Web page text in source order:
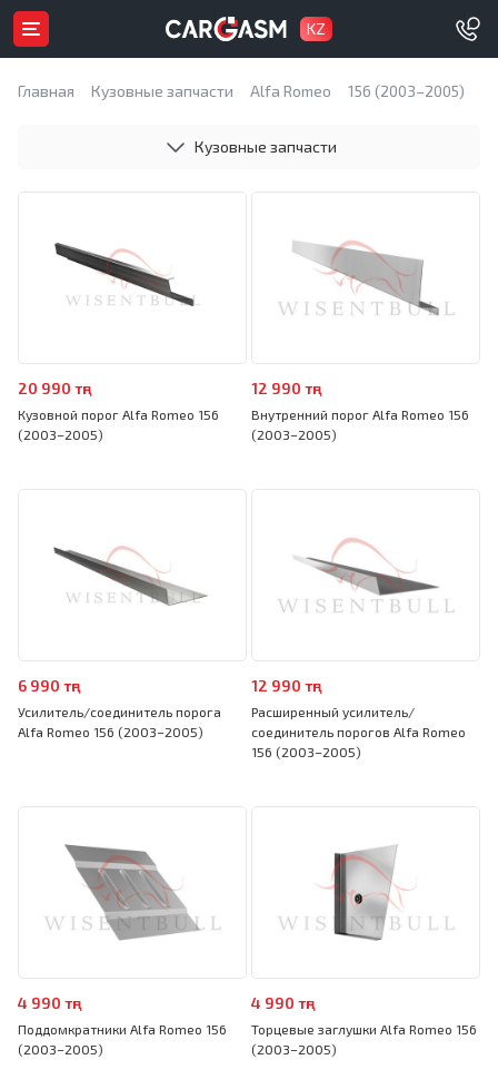
KZ
Главная Кузовные запчасти Alfa Romeo 156 (2003–2005)
Кузовные запчасти
20 990 тңг
Кузовной порог Alfa Romeo 156
(2003–2005)
12 990 тңг
Внутренний порог Alfa Romeo 156
(2003–2005)
6 990 тңг
Усилитель/соединитель порога
Alfa Romeo 156 (2003–2005)
12 990 тңг
Расширенный усилитель/
соединитель порогов Alfa Romeo
156 (2003–2005)
4 990 тңг
Поддомкратники Alfa Romeo 156
(2003–2005)
4 990 тңг
Торцевые заглушки Alfa Romeo 156
(2003–2005)